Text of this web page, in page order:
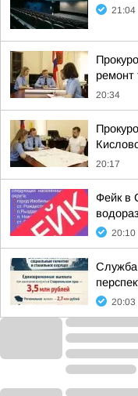
21:04
ремонт
20:34
20:17
Фейк в
20:10
Служба
20:03